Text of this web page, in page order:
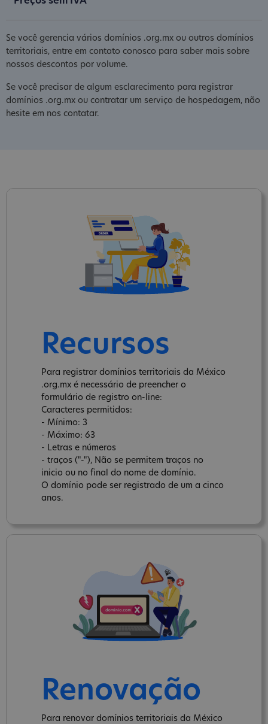
Se você gerencia vários domínios .org.mx ou outros domínios
territoriais, entre em contato conosco para saber mais sobre
nossos descontos por volume.
Se você precisar de algum esclarecimento para registrar
domínios .org.mx ou contratar um serviço de hospedagem, não
hesite em nos contatar.
Recursos
Para registrar domínios territoriais da México
.org.mx é necessário de preencher o
formulário de registro on-line:
Caracteres permitidos:
- Mínimo: 3
- Máximo: 63
- Letras e números
- traços ("-"), Não se permitem traços no
inicio ou no final do nome de domínio.
O domínio pode ser registrado de um a cinco
anos.
Renovação
Para renovar domínios territoriais da México